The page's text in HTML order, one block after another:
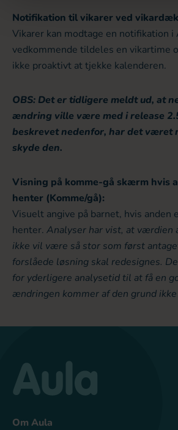
Notifikation til vikarer ved
Vikarer kan modtage en notifikation i
vedkommende tildeles en vikartime
ikke proaktivt at tjekke kalenderen.
OBS: Det er tidligere meldt ud, at
ændring ville være med i release
beskrevet nedenfor, har det været
skyde den.
Visning på komme-gå skærm hvis
henter (Komme/gå):
Visuelt angive på barnet, hvis anden
henter. Analyser har vist, at værdien
ikke vil være så stor som først
forslåede løsning skal redesignes.
for yderligere analysetid til at få en
ændringen kommer af den grund
Om Aula